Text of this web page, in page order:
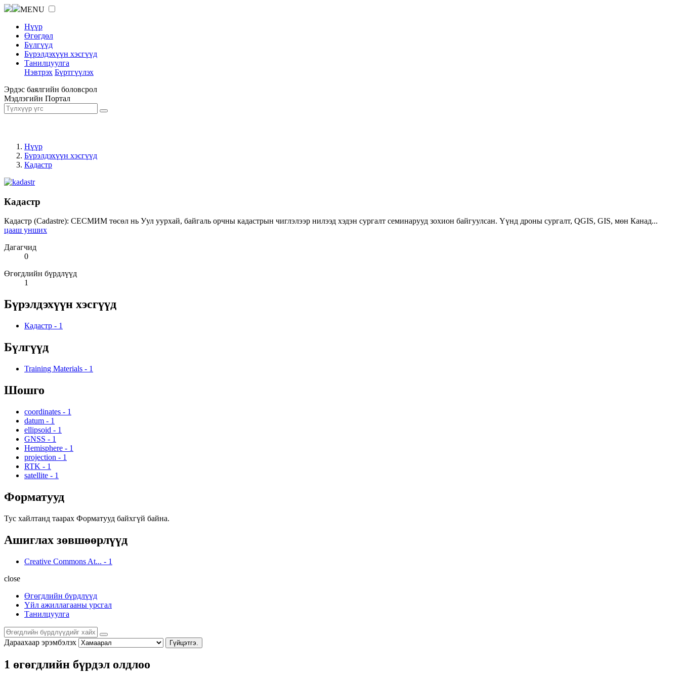
MENU
Нүүр
Өгөгдөл
Бүлгүүд
Бүрэлдэхүүн хэсгүүд
Танилцуулга
Нэвтрэх Бүртгүүлэх
Эрдэс баялгийн боловсрол
Мэдлэгийн Портал
Нүүр
Бүрэлдэхүүн хэсгүүд
Кадастр
Кадастр
Кадастр (Cadastre): СЕСМИМ төсөл нь Уул уурхай, байгаль орчны кадастрын чиглэлээр нилээд хэдэн сургалт семинарууд зохион байгуулсан. Үүнд дроны сургалт, QGIS, GIS, мөн Канад...
цааш унших
Дагагчид
0
Өгөгдлийн бүрдлүүд
1
Бүрэлдэхүүн хэсгүүд
Кадастр - 1
Бүлгүүд
Training Materials - 1
Шошго
coordinates - 1
datum - 1
ellipsoid - 1
GNSS - 1
Hemisphere - 1
projection - 1
RTK - 1
satellite - 1
Форматууд
Тус хайлтанд таарах Форматууд байхгүй байна.
Ашиглах зөвшөөрлүүд
Creative Commons At... - 1
close
Өгөгдлийн бүрдлүүд
Үйл ажиллагааны урсгал
Танилцуулга
Дараахаар эрэмбэлэх Гүйцэтгэ.
1 өгөгдлийн бүрдэл олдлоо